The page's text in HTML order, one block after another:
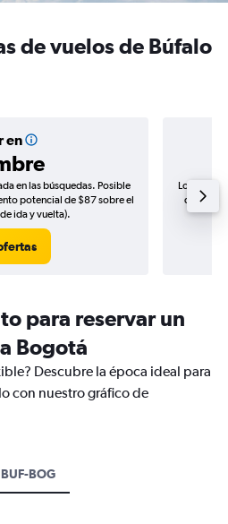
de vuelos de Búfalo
en
en las búsquedas. Posible
potencial de $87 sobre el
ida y vuelta).
Los
de
para reservar un
Bogotá
Descubre la época ideal para
con nuestro gráfico de
BUF-BOG